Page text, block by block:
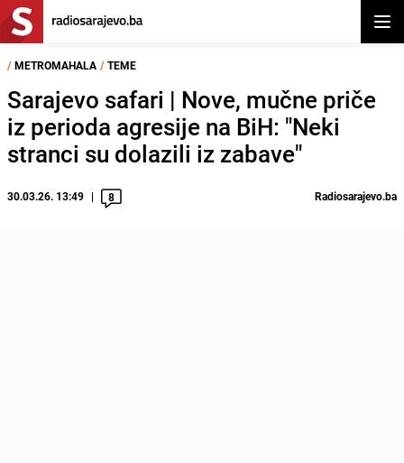
/ METROMAHALA / TEME
Sarajevo safari | Nove, mučne priče
iz perioda agresije na BiH: "Neki
stranci su dolazili iz zabave"
30.03.26. 13:49 8 Radiosarajevo.ba